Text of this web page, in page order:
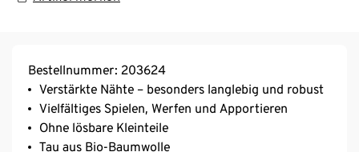
Bestellnummer: 203624
Verstärkte Nähte – besonders langlebig und robust
Vielfältiges Spielen, Werfen und Apportieren
Ohne lösbare Kleinteile
Tau aus Bio-Baumwolle